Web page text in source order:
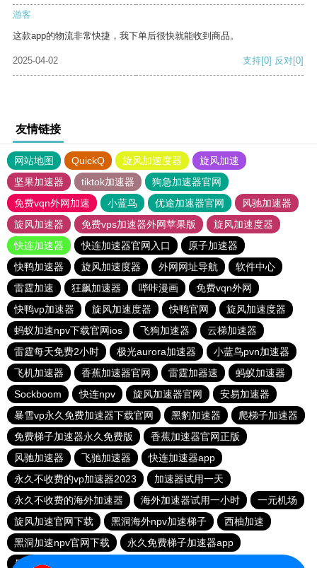
游客
这款app的物流非常快捷，我下单后很快就能收到商品。
2025-04-02 支持[0] 反对[0]
友情链接
网站地图 QuickQ 旋风加速度器
旋风加速
坚果加速器
tiktok加速器
狗急加速器官网
免费vqn外网加速
小蓝鸟 优途加速器官网
风驰加速器
旋风加速器
免费vps加速器外网苹果版
旋风加速度器
快连加速器
快连加速器官网入口
原子加速器
快鸭加速器
旋风加速度器 外网网址导航
软件中心
雷霆加速
狂飙加速器 哔咔漫画
免费vqn外网
快鸭vp加速器
旋风加速度器 快鸭官网
旋风加速度器
蚂蚁加速npv下载官网ios
飞狗加速器
云梯加速器
雷霆每天免费2小时
极光aurora加速器
小蓝鸟pvn加速器
飞机加速器
香蕉加速器官网 雷霆加器速
蚂蚁加速器
Sockboom
快连npv 旋风加速器官网
安易加速器
暴雪vp永久免费加速器下载官网
黑豹加速器
爬梯子加速器
免费梯子加速器永久免费版
香蕉加速器官网正版
风驰加速器
飞驰加速器
快连加速器app
永久不收费的vp加速器2023
加速器试用一天
永久不收费的海外加速器
海外加速器试用一小时
一元机场
旋风加速官网下载
黑洞海外npv加速梯子
西柚加速
黑洞加速npv官网下载
永久免费梯子加速器app
暴雪加速器